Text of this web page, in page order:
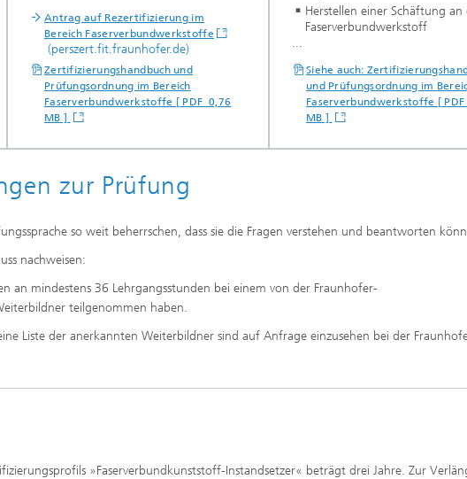
Antrag auf Rezertifizierung im
Bereich Faserverbundwerkstoffe
(perszert.fit.fraunhofer.de)
Zertifizierungshandbuch und
Prüfungsordnung im Bereich
Faserverbundwerkstoffe [ PDF 0,76
MB ]
Herstellen einer Schäftung an
Faserverbundwerkstoff
...
Siehe auch:
und Prüfungsordnung im
Faserverbundwerkstoffe [
MB ]
zur Prüfung
so weit beherrschen, dass sie die Fragen verstehen und beantworten
nachweisen:
an mindestens 36 Lehrgangsstunden bei einem von der Fraunhofer-
teilgenommen haben.
Liste der anerkannten Weiterbildner sind auf Anfrage einzusehen bei der
»Faserverbundkunststoff-Instandsetzer« beträgt drei Jahre. Zur